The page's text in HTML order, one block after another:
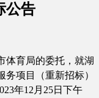
公告
体育局的委托，就湖
务项目（重新招标）
年12月25日下午